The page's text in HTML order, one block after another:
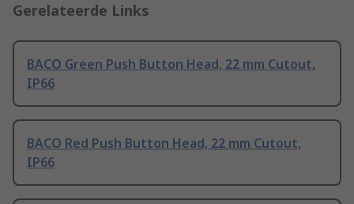
Gerelateerde Links
BACO Green Push Button Head, 22 mm Cutout,
IP66
BACO Red Push Button Head, 22 mm Cutout,
IP66